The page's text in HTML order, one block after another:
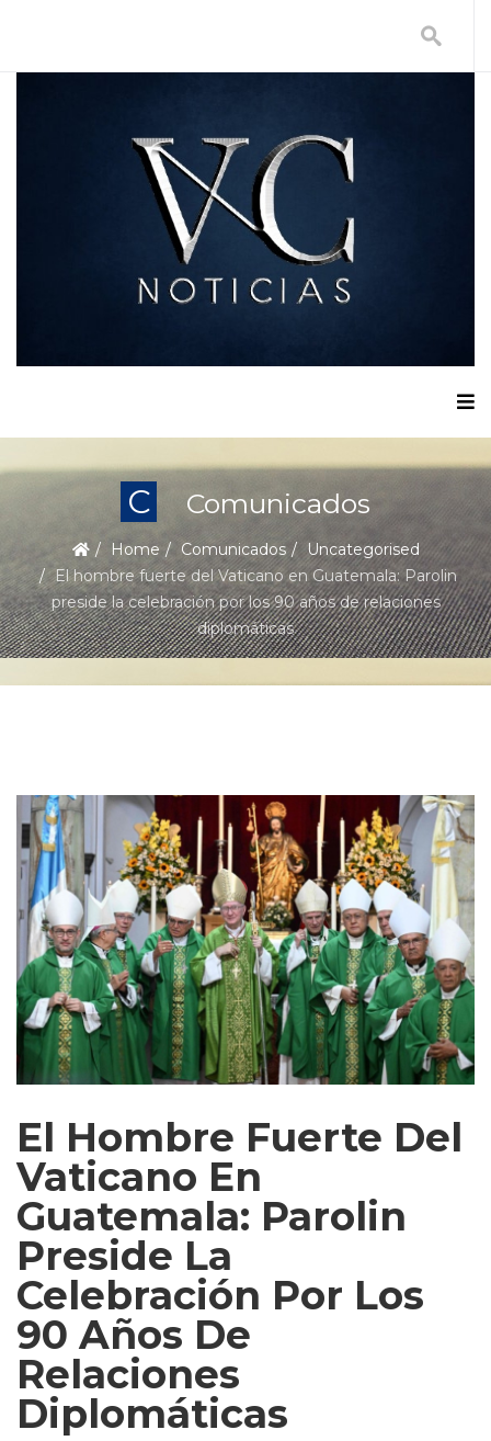
C Comunicados
Home Comunicados
Uncategorised
El hombre fuerte del Vaticano en Guatemala: Parolin
preside la celebración por los 90 años de relaciones
diplomáticas
El Hombre Fuerte Del
Vaticano En
Guatemala: Parolin
Preside La
Celebración Por Los
90 Años De
Relaciones
Diplomáticas